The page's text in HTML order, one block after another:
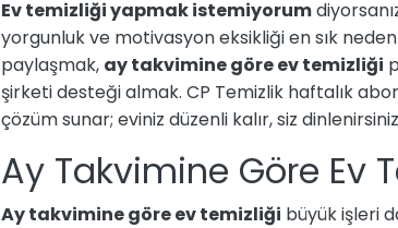
Ev temizliği yapmak istemiyorum
yorgunluk ve motivasyon eksikliği en sık
paylaşmak, ay takvimine göre ev temizliği
şirketi desteği almak. CP Temizlik haftalık
çözüm sunar; eviniz düzenli kalır, siz
Ay Takvimine Göre Ev
Ay takvimine göre ev temizliği büyük işleri